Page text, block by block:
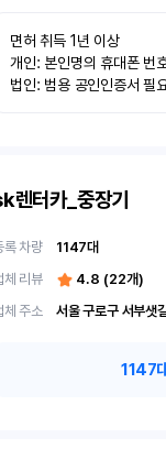
면허 취득 1년 이상
개인: 본인명의 휴대폰 번
법인: 범용 공인인증서 필
렌터카_중장기
록 차량 1147대
체 리뷰
4.8 (22개)
체 주소
서울 구로구 서부샛
1147